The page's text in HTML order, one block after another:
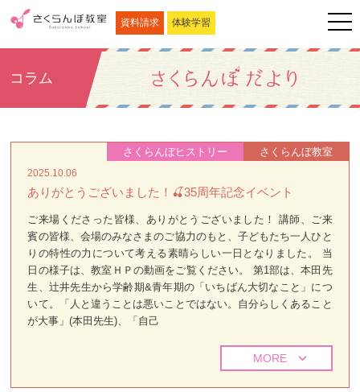
資料請求 体験学習
コラム
さくらんぼ教室
さくらんぼヒストリー
2025.10.06
ありがとうございました！🍒35周年記念イベント
ご来場くださった皆様、ありがとうございました！ 講師、ご来
賓の皆様、会場のみなさまのご協力のもと、子どもたち一人ひと
りの特性の力について考える素晴らしい一日となりました。 当
日の様子は、教室ＨＰの動画をご覧ください。 第1部は、本田先
生、辻井先生から学齢期&青年期の「いちばん大切なこと」につ
いて。「人と違うことは悪いことではない。自分らしくあること
が大事」(本田先生)、「自己
MORE